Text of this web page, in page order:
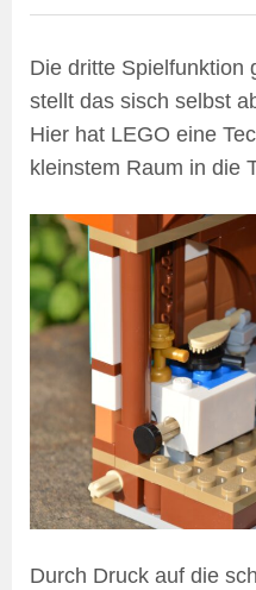
Die dritte Spielfunktion
stellt das sisch selbst
Hier hat LEGO eine
kleinstem Raum in die
Durch Druck auf die